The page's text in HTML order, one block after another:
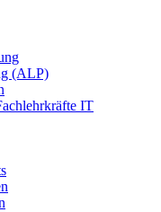
(ALP)
IT